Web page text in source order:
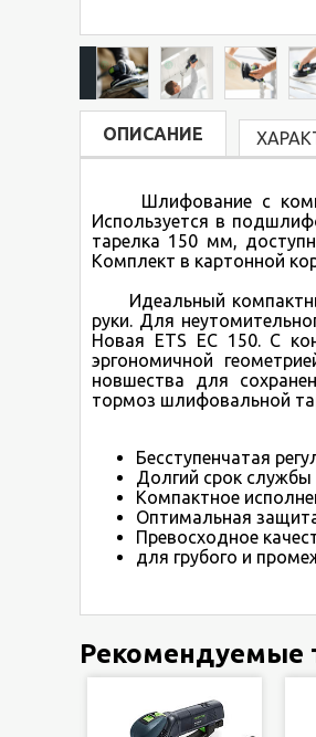
ОПИСАНИЕ
Шлифование c
Используется в
тарелка 150 мм,
Комплект в картонной
Идеальный
руки. Для
Новая ETS EC 150. С
эргономичной
новшества для
тормоз шлифовальной
Бесступенчатая
Долгий срок службы
Компактное
Оптимальная
Превосходное
для грубого и
Рекомендуемые